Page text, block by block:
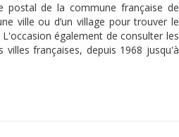
postal de la commune française de
ville ou d’un village pour trouver le
également de consulter les
françaises, depuis 1968 jusqu'à